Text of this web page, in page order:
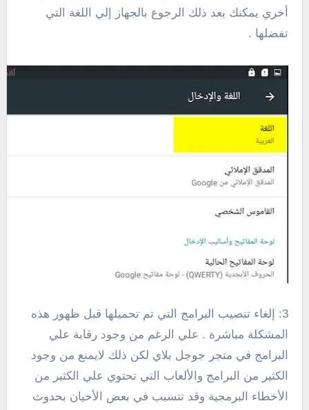
أخري يمكنك بعد ذلك الرجوع بالجهاز إلي اللغة التي
تفضلها .
3: إلغاء تنصيب البرامج التي تم تحميلها قبل ظهور هذه
المشكلة مباشرة . علي الرغم من وجود رقابة علي
البرامج في متجر جوجل بلاي لكن ذلك لايمنع من وجود
الكثير من البرامج والألعاب التي تحتوي علي الكثير من
الأخطاء البرمجية وقد تتسبب في بعض الأحيان بحدوث